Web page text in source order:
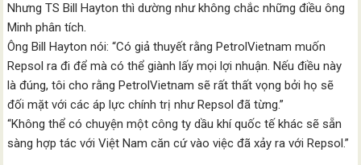
Nhưng TS Bill Hayton thì dường như không chắc những điều ông
Minh phân tích.
Ông Bill Hayton nói: “Có giả thuyết rằng PetrolVietnam muốn
Repsol ra đi để mà có thể giành lấy mọi lợi nhuận. Nếu điều này
là đúng, tôi cho rằng PetrolVietnam sẽ rất thất vọng bởi họ sẽ
đối mặt với các áp lực chính trị như Repsol đã từng.”
“Không thể có chuyện một công ty dầu khí quốc tế khác sẽ sẵn
sàng hợp tác với Việt Nam căn cứ vào việc đã xảy ra với Repsol.”